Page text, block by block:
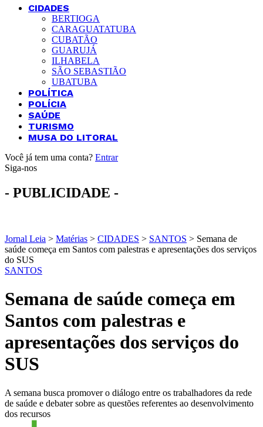
CIDADES
BERTIOGA
CARAGUATATUBA
CUBATÃO
GUARUJÁ
ILHABELA
SÃO SEBASTIÃO
UBATUBA
POLÍTICA
POLÍCIA
SAÚDE
TURISMO
MUSA DO LITORAL
Você já tem uma conta? Entrar
Siga-nos
- PUBLICIDADE -
Jornal Leia > Matérias > CIDADES > SANTOS > Semana de
saúde começa em Santos com palestras e apresentações dos serviços
do SUS
SANTOS
Semana de saúde começa em
Santos com palestras e
apresentações dos serviços do
SUS
A semana busca promover o diálogo entre os trabalhadores da rede
de saúde e debater sobre as questões referentes ao desenvolvimento
dos recursos